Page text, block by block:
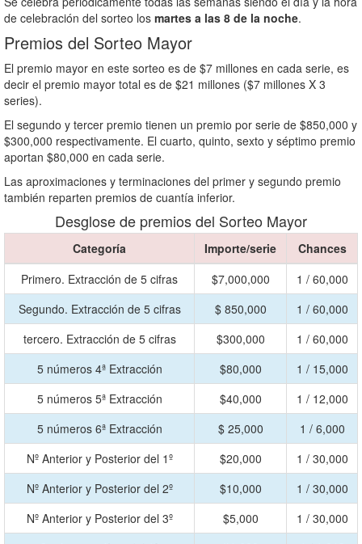
de celebración del sorteo los martes a las 8 de la noche.
Premios del Sorteo Mayor
El premio mayor en este sorteo es de $7 millones en cada serie, es
decir el premio mayor total es de $21 millones ($7 millones X 3
series).
El segundo y tercer premio tienen un premio por serie de $850,000 y
$300,000 respectivamente. El cuarto, quinto, sexto y séptimo premio
aportan $80,000 en cada serie.
Las aproximaciones y terminaciones del primer y segundo premio
también reparten premios de cuantía inferior.
Desglose de premios del Sorteo Mayor
Categoría Importe/serie
Chances
Primero. Extracción de 5 cifras
$7,000,000
1 / 60,000
Segundo. Extracción de 5 cifras
$ 850,000
1 / 60,000
tercero. Extracción de 5 cifras
$300,000
1 / 60,000
5 números 4ª Extracción
$80,000
1 / 15,000
5 números 5ª Extracción
$40,000
1 / 12,000
5 números 6ª Extracción
$ 25,000
1 / 6,000
Nº Anterior y Posterior del 1º
$20,000
1 / 30,000
Nº Anterior y Posterior del 2º
$10,000
1 / 30,000
Nº Anterior y Posterior del 3º
$5,000
1 / 30,000